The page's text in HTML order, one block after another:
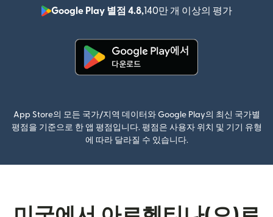
Google Play 별점 4.8,140만 개 이상의 평가
App Store의 모든 국가/지역 데이터와 Google Play의 최신 국가별
평점을 기준으로 한 앱 평점입니다. 평점은 사용자 위치 및 기기 유형
에 따라 달라질 수 있습니다.